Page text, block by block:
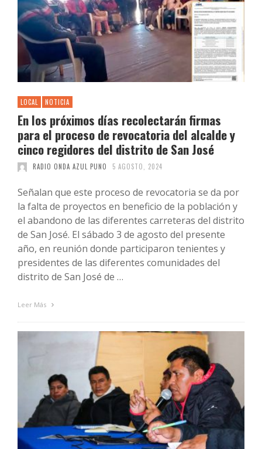
LOCAL NOTICIA
En los próximos días recolectarán firmas
para el proceso de revocatoria del alcalde y
cinco regidores del distrito de San José
RADIO ONDA AZUL PUNO 5 AGOSTO, 2024
Señalan que este proceso de revocatoria se da por
la falta de proyectos en beneficio de la población y
el abandono de las diferentes carreteras del distrito
de San José. El sábado 3 de agosto del presente
año, en reunión donde participaron tenientes y
presidentes de las diferentes comunidades del
distrito de San José de …
Leer Más